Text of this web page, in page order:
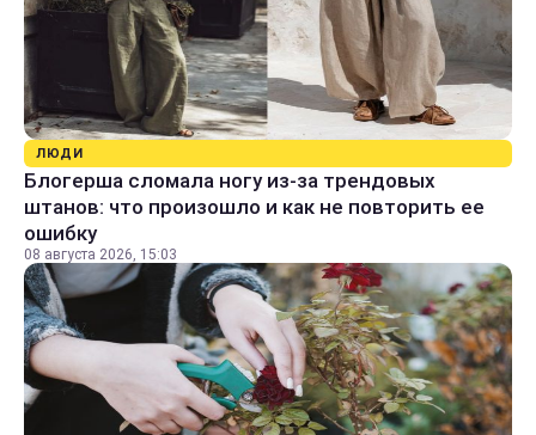
ЛЮДИ
Блогерша сломала ногу из-за трендовых
штанов: что произошло и как не повторить ее
ошибку
08 августа 2026, 15:03